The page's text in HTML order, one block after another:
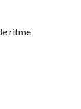
ritme